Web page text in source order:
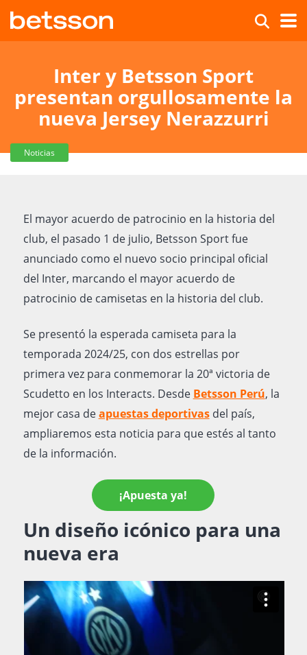
Inter y Betsson Sport
presentan orgullosamente la
nueva Jersey Nerazzurri
Noticias
El mayor acuerdo de patrocinio en la historia del
club, el pasado 1 de julio, Betsson Sport fue
anunciado como el nuevo socio principal oficial
del Inter, marcando el mayor acuerdo de
patrocinio de camisetas en la historia del club.
Se presentó la esperada camiseta para la
temporada 2024/25, con dos estrellas por
primera vez para conmemorar la 20ª victoria de
Scudetto en los Interacts. Desde Betsson Perú, la
mejor casa deapuestas deportivasdel país,
ampliaremos esta noticia para que estés al tanto
de la información.
¡Apuesta ya!
Un diseño icónico para una
nueva era